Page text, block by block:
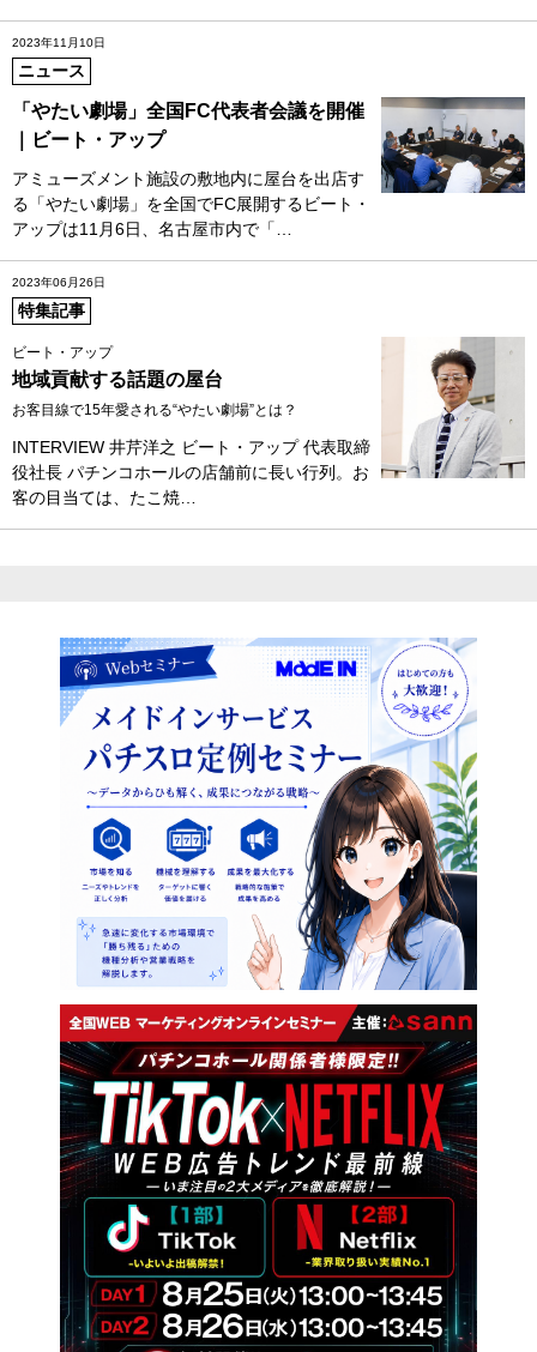
2023年11月10日
ニュース
「やたい劇場」全国FC代表者会議を開催
｜ビート・アップ
アミューズメント施設の敷地内に屋台を出店す
る「やたい劇場」を全国でFC展開するビート・
アップは11月6日、名古屋市内で「…
2023年06月26日
特集記事
ビート・アップ
地域貢献する話題の屋台
お客目線で15年愛される“やたい劇場”とは？
INTERVIEW 井芹洋之 ビート・アップ 代表取締
役社長 パチンコホールの店舗前に長い行列。お
客の目当ては、たこ焼…